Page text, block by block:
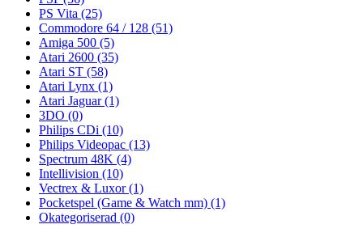
PS Vita (25)
Commodore 64 / 128 (51)
Amiga 500 (5)
Atari 2600 (35)
Atari ST (58)
Atari Lynx (1)
Atari Jaguar(1)
3DO (0)
Philips CDi (10)
Philips Videopac (13)
Spectrum 48K (4)
Intellivision (10)
Vectrex & Luxor(1)
Pocketspel (Game & Watch mm) (1)
Okategoriserad (0)